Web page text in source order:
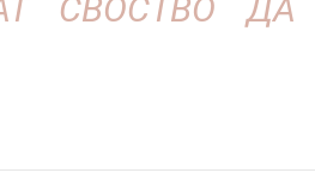
СВОСТВО ДА